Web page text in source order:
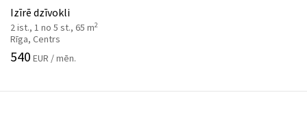
Izīrē dzīvokli
2 ist., 1 no 5 st., 65 m2
Rīga, Centrs
540 EUR / mēn.